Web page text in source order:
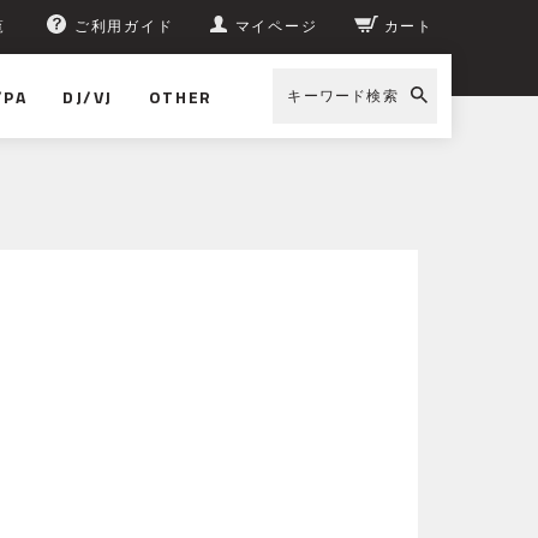
ご利用ガイド マイページ カート
DJ/VJ OTHER キーワード検索